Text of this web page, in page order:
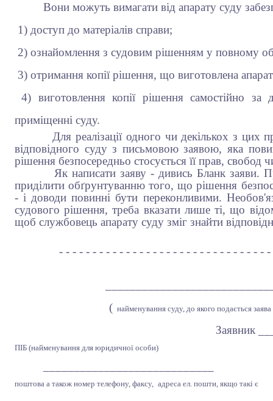
Вони можуть вимагати від апарату суду
1) доступ до матеріалів справи;
2) ознайомлення з судовим рішенням у повному
3) отримання копії рішення, що виготовлена
4) виготовлення копії рішення самостійно
приміщенні суду.
Для реалізації одного чи декількох з цих
відповідного суду з письмовою заявою, яка
рішення безпосередньо стосується її прав, свобод
Як написати заяву - дивись Бланк заяви. При
приділити обґрунтуванню того, що рішення
- і доводи повинні бути переконливими.
судового рішення, треба вказати лише ті, що
щоб службовець апарату суду зміг знайти
- - - - - - - - - - - - - - - - - - - - - - - - - - - - - - -
( найменування суду, до якого подається заява
Заявник
ПІБ (найменування для юридичної особи)
поштова а також номер телефону, факсу, адреса ел. пошти, якщо такі є